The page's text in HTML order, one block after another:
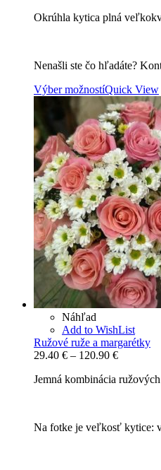
42.10 €
Okrúhla kytica plná
Nenašli ste čo hľadáte?
Výber možnostíQuick View
Náhľad
Add to WishList
Ružové ruže a margarétky
29.40 € – 120.90 €Price
29.40 €
Jemná kombinácia
Na fotke je veľkosť kytice: